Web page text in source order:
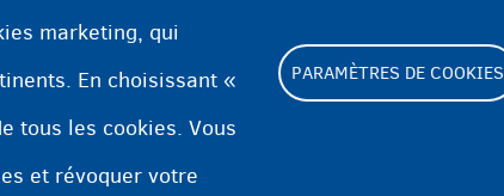
marketing, qui
En choisissant «
tous les cookies. Vous
et révoquer votre
PARAMÈTRES DE COOKIES
Footer Paramètres de cookies